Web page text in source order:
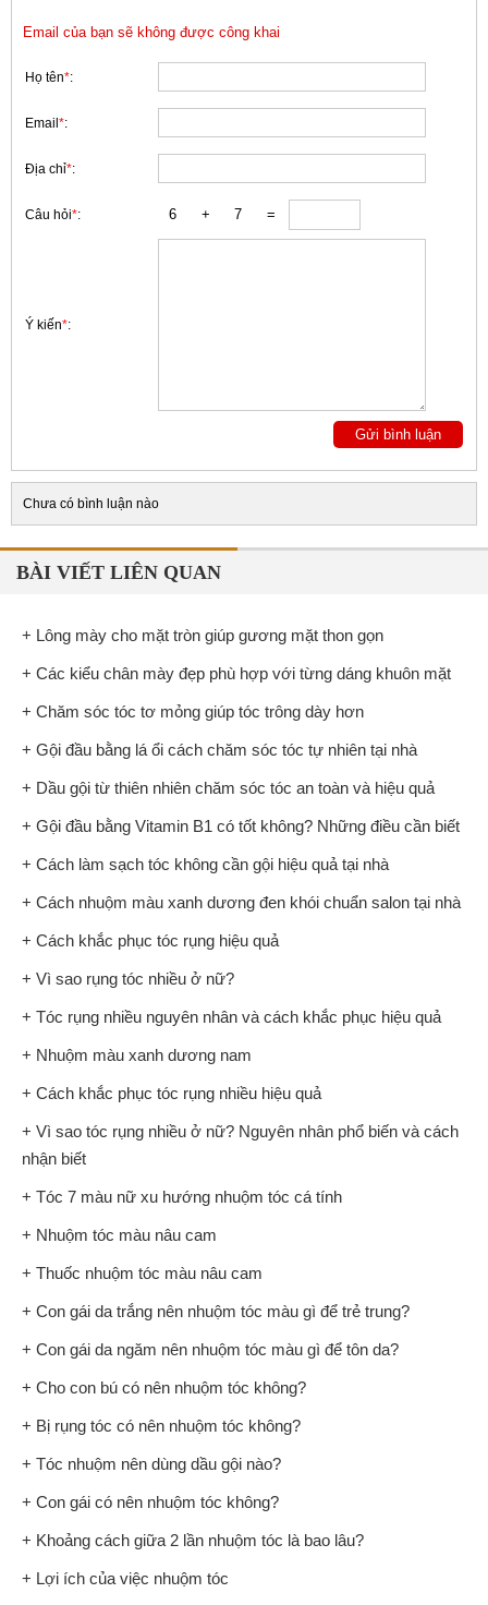
Email của bạn sẽ không được công khai
Họ tên*:
Email *:
Địa chỉ*:
Câu hỏi*:
Ý kiến*:
Chưa có bình luận nào
BÀI VIẾT LIÊN QUAN
+ Lông mày cho mặt tròn giúp gương mặt thon gọn
+ Các kiểu chân mày đẹp phù hợp với từng dáng khuôn mặt
+ Chăm sóc tóc tơ mỏng giúp tóc trông dày hơn
+ Gội đầu bằng lá ổi cách chăm sóc tóc tự nhiên tại nhà
+ Dầu gội từ thiên nhiên chăm sóc tóc an toàn và hiệu quả
+ Gội đầu bằng Vitamin B1 có tốt không? Những điều cần biết
+ Cách làm sạch tóc không cần gội hiệu quả tại nhà
+ Cách nhuộm màu xanh dương đen khói chuẩn salon tại nhà
+ Cách khắc phục tóc rụng hiệu quả
+ Vì sao rụng tóc nhiều ở nữ?
+ Tóc rụng nhiều nguyên nhân và cách khắc phục hiệu quả
+ Nhuộm màu xanh dương nam
+ Cách khắc phục tóc rụng nhiều hiệu quả
+ Vì sao tóc rụng nhiều ở nữ? Nguyên nhân phổ biến và cách
nhận biết
+ Tóc 7 màu nữ xu hướng nhuộm tóc cá tính
+ Nhuộm tóc màu nâu cam
+ Thuốc nhuộm tóc màu nâu cam
+ Con gái da trắng nên nhuộm tóc màu gì để trẻ trung?
+ Con gái da ngăm nên nhuộm tóc màu gì để tôn da?
+ Cho con bú có nên nhuộm tóc không?
+ Bị rụng tóc có nên nhuộm tóc không?
+ Tóc nhuộm nên dùng dầu gội nào?
+ Con gái có nên nhuộm tóc không?
+ Khoảng cách giữa 2 lần nhuộm tóc là bao lâu?
+ Lợi ích của việc nhuộm tóc